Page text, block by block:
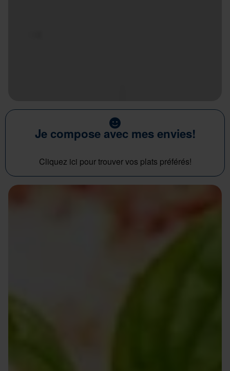
Je compose avec mes envies!
Cliquez ici pour trouver vos plats préférés!